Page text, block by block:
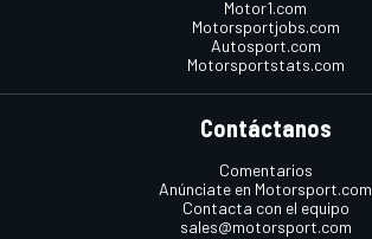
Motor1.com
Motorsportjobs.com
Autosport.com
Motorsportstats.com
Contáctanos
Comentarios
Anúnciate en Motorsport.com
Contacta con el equipo
sales@motorsport.com